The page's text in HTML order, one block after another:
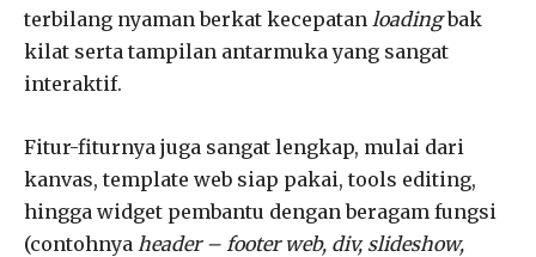
terbilang nyaman berkat kecepatan loadingbak
kilat serta tampilan antarmuka yang sangat
interaktif.
Fitur-fiturnya juga sangat lengkap, mulai dari
kanvas, template web siap pakai, tools editing,
hingga widget pembantu dengan beragam fungsi
(contohnya header – footer web, div, slideshow,